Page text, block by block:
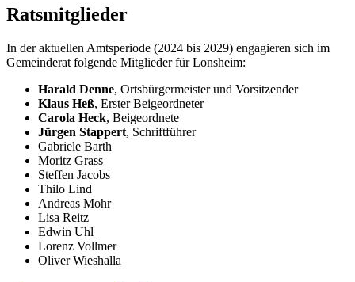
Ratsmitglieder
In der aktuellen Amtsperiode (2024 bis 2029) engagieren sich im
Gemeinderat folgende Mitglieder für Lonsheim:
Harald Denne, Ortsbürgermeister und Vorsitzender
Klaus Heß, Erster Beigeordneter
Carola Heck, Beigeordnete
Jürgen Stappert, Schriftführer
Gabriele Barth
Moritz Grass
Steffen Jacobs
Thilo Lind
Andreas Mohr
Lisa Reitz
Edwin Uhl
Lorenz Vollmer
Oliver Wieshalla